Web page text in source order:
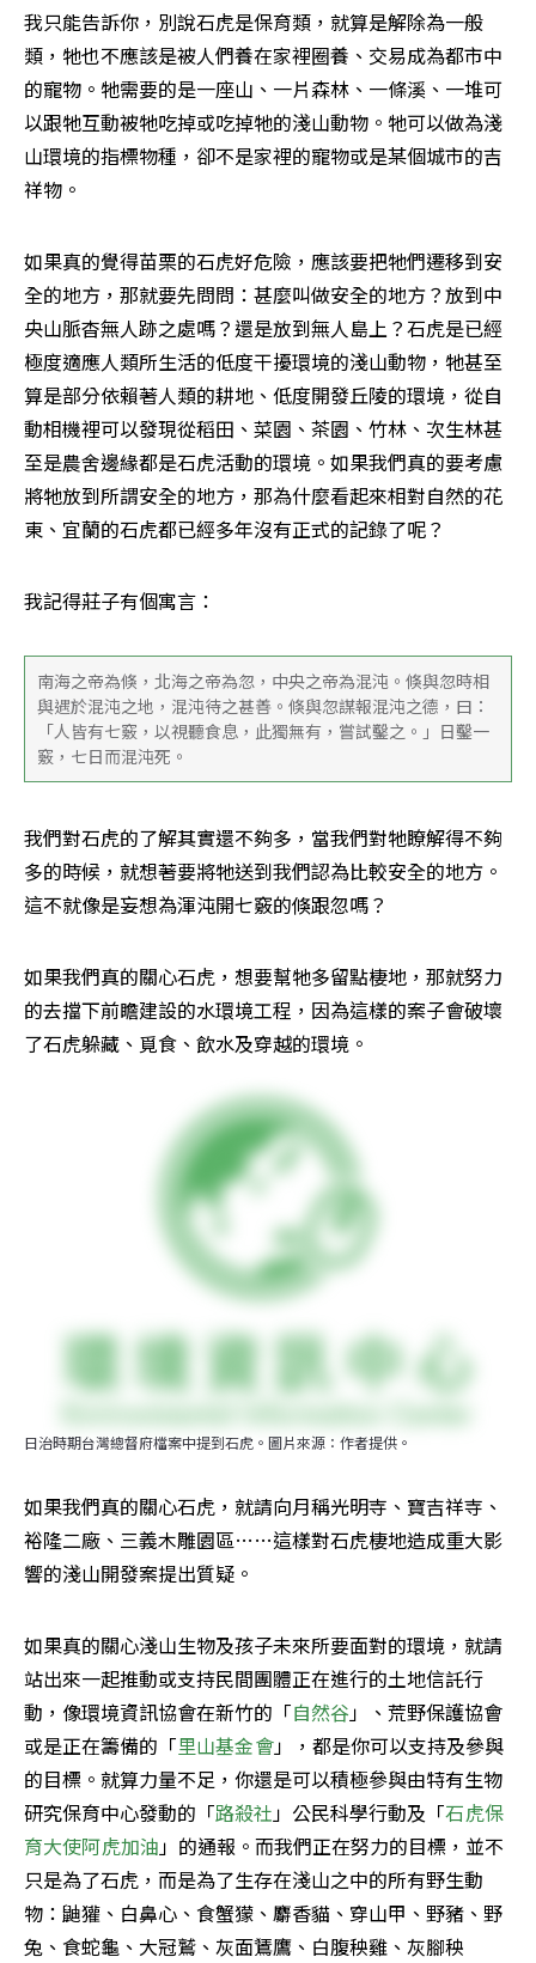
我只能告訴你，別說石虎是保育類，就算是解除為一般
類，牠也不應該是被人們養在家裡圈養、交易成為都市中
的寵物。牠需要的是一座山、一片森林、一條溪、一堆可
以跟牠互動被牠吃掉或吃掉牠的淺山動物。牠可以做為淺
山環境的指標物種，卻不是家裡的寵物或是某個城市的吉
祥物。
如果真的覺得苗栗的石虎好危險，應該要把牠們遷移到安
全的地方，那就要先問問：甚麼叫做安全的地方？放到中
央山脈杳無人跡之處嗎？還是放到無人島上？石虎是已經
極度適應人類所生活的低度干擾環境的淺山動物，牠甚至
算是部分依賴著人類的耕地、低度開發丘陵的環境，從自
動相機裡可以發現從稻田、菜園、茶園、竹林、次生林甚
至是農舍邊緣都是石虎活動的環境。如果我們真的要考慮
將牠放到所謂安全的地方，那為什麼看起來相對自然的花
東、宜蘭的石虎都已經多年沒有正式的記錄了呢？
我記得莊子有個寓言：
南海之帝為倏，北海之帝為忽，中央之帝為混沌。倏與忽時相
與遇於混沌之地，混沌待之甚善。倏與忽謀報混沌之德，曰：
「人皆有七竅，以視聽食息，此獨無有，嘗試鑿之。」日鑿一
竅，七日而混沌死。
我們對石虎的了解其實還不夠多，當我們對牠瞭解得不夠
多的時候，就想著要將牠送到我們認為比較安全的地方。
這不就像是妄想為渾沌開七竅的倏跟忽嗎？
如果我們真的關心石虎，想要幫牠多留點棲地，那就努力
的去擋下前瞻建設的水環境工程，因為這樣的案子會破壞
了石虎躲藏、覓食、飲水及穿越的環境。
日治時期台灣總督府檔案中提到石虎。圖片來源：作者提供。
如果我們真的關心石虎，就請向月稱光明寺、寶吉祥寺、
裕隆二廠、三義木雕園區……這樣對石虎棲地造成重大影
響的淺山開發案提出質疑。
如果真的關心淺山生物及孩子未來所要面對的環境，就請
站出來一起推動或支持民間團體正在進行的土地信託行
動，像環境資訊協會在新竹的「自然谷」、荒野保護協會
或是正在籌備的「里山基金會」，都是你可以支持及參與
的目標。就算力量不足，你還是可以積極參與由特有生物
研究保育中心發動的「路殺社」公民科學行動及「石虎保
育大使阿虎加油」的通報。而我們正在努力的目標，並不
只是為了石虎，而是為了生存在淺山之中的所有野生動
物：鼬獾、白鼻心、食蟹獴、麝香貓、穿山甲、野豬、野
兔、食蛇龜、大冠鷲、灰面鵟鷹、白腹秧雞、灰腳秧